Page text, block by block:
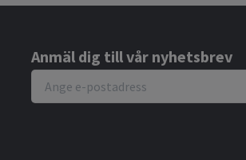
Anmäl dig till vår nyhetsbrev